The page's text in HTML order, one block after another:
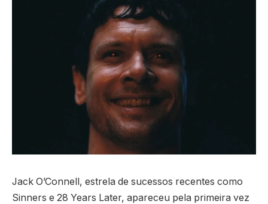
Jack O’Connell, estrela de sucessos recentes como
Sinners e 28 Years Later, apareceu pela primeira vez